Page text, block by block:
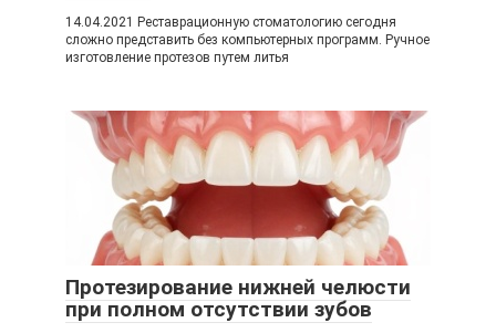
14.04.2021 Реставрационную стоматологию сегодня
сложно представить без компьютерных программ. Ручное
изготовление протезов путем литья
Протезирование нижней челюсти
при полном отсутствии зубов